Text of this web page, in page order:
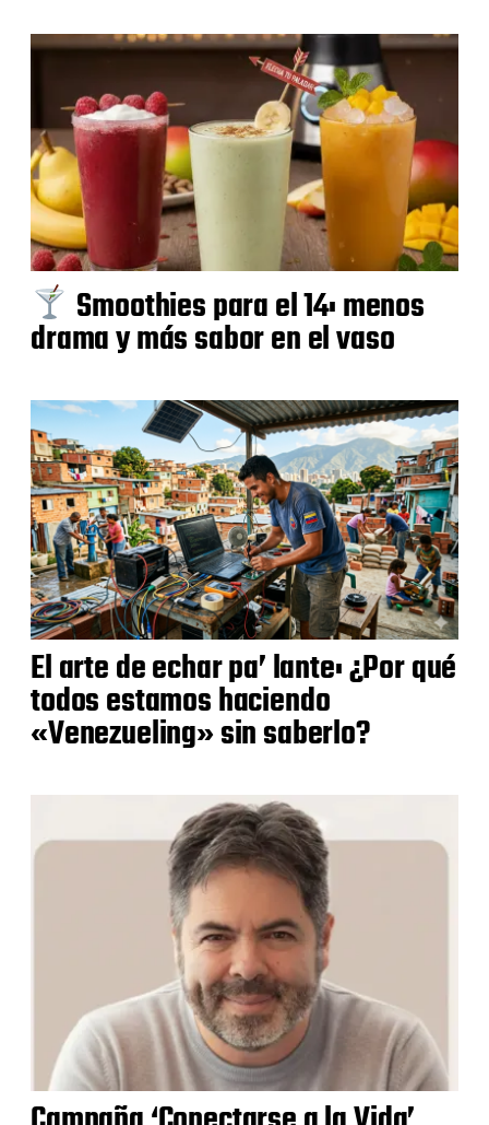
Smoothies para el 14: menos
drama y más sabor en el vaso
El arte de echar pa’ lante: ¿Por qué
todos estamos haciendo
«Venezueling» sin saberlo?